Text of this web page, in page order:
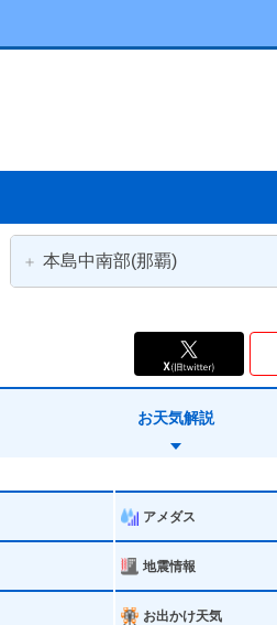
本島中南部(那覇)
お天気解説
アメダス
地震情報
お出かけ天気